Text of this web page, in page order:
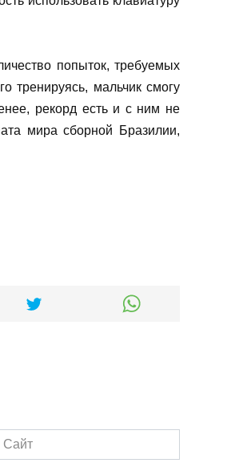
попыток, требуемых
тренируясь, мальчик смогу
рекорд есть и с ним не
мира сборной Бразилии,